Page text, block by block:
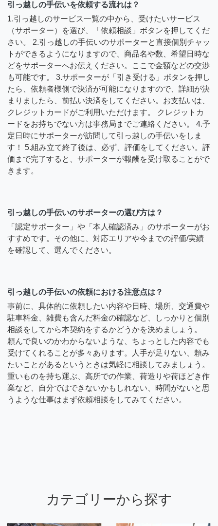
引っ越しの手伝いを依頼する流れは？
1.引っ越しのサービス一覧の中から、受けたいサービス
（サポーター）を選び、「依頼相談」ボタンを押してくだ
さい。 2.引っ越しの手伝いのサポーターと直接個別チャッ
トができるようになりますので、商品名や数、希望日時な
どをサポーターへお伝えください。ここで金額などの交渉
も可能です。 3.サポーターが「引き受ける」ボタンを押し
たら、依頼者様側で決済が可能になりますので、詳細が決
まりましたら、前払い決済をしてください。お支払いは、
クレジットカードがご利用いただけます。 クレジットカ
ードをお持ちでない方は事務局までご連絡ください。 4.予
定日時にサポーターが訪問して引っ越しの手伝いをしま
す！ 5.組み立て終了後は、必ず、評価をしてください。評
価まで完了すると、サポーターが報酬を受け取ることがで
きます。
引っ越しの手伝いのサポーターの選び方は？
「認定サポーター」や「本人確認済み」のサポーターがお
すすめです。その他に、対応エリアや今までの評価/実績
を確認して、選んでください。
引っ越しの手伝いの依頼における注意点は？
事前に、具体的に依頼したい内容や日時、場所、交通費や
駐車料金、雑費も含んだ料金の確認など、しっかりと個別
相談をしてから本契約をするかどうかを決めましょう。
頼んで良いのかわからないような、ちょっとした内容でも
受けてくれることが多々あります。人手が足りない、頼み
たいことがあるというときは気軽に相談してみましょう。
重いものを持ち運ぶ、高所での作業、荷造りや荷ほどき作
業など、自分ではできないかもしれない、時間がないと思
うような仕事はまず依頼相談をしてみてください。
カテゴリーから探す